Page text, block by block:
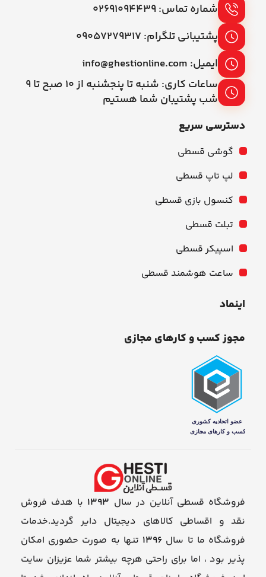
شماره تماس: ۰۲۶۹۱۰۹۴۴۳۹
پشتیبانی تلگرام: ۰۹۰۵۷۲۷۹۳۱۷
ایمیل: info@ghestionline.com
ساعات کاری: شنبه تا پنجشنبه از ۱۰ صبح تا ۹
شب پشتیبان شما هستیم
دسترسی سریع
گوشی قسطی
لپ تاپ قسطی
کنسول بازی قسطی
تبلت قسطی
اسپیکر قسطی
ساعت هوشمند قسطی
اینماد
مجوز کسب و کارهای مجازی
فروشگاه قسطی آنلاین در سال 1393 با هدف فروش
نقد و اقساطی کالاهای دیجیتال دایر گردید.خدمات
فروشگاه ما تا سال 1396 تنها به صورت حضوری امکان
پذیر بود ، اما برای راحتی هرچه بیشتر شما عزیزان سایت